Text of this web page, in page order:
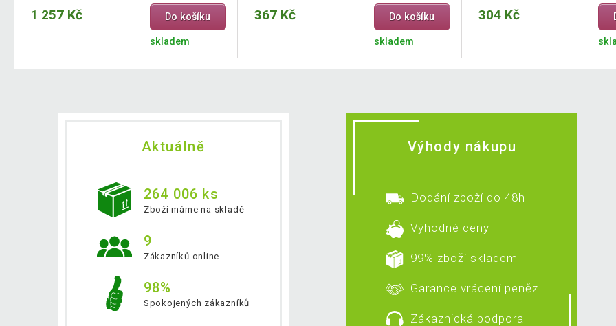
1 257 Kč Do košíku
skladem
367 Kč Do košíku
skladem
304 Kč
Aktuálně
264 006 ks
Zboží máme na skladě
9
Zákazníků online
98%
Spokojených zákazníků
Výhody nákupu
Dodání zboží do 48h
Výhodné ceny
99% zboží skladem
Garance vrácení peněz
Zákaznická podpora